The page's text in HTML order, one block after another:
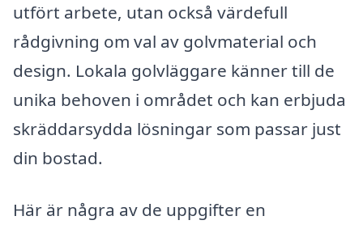
utfört arbete, utan också värdefull
rådgivning om val av golvmaterial och
design. Lokala golvläggare känner till de
unika behoven i området och kan erbjuda
skräddarsydda lösningar som passar just
din bostad.
Här är några av de uppgifter en